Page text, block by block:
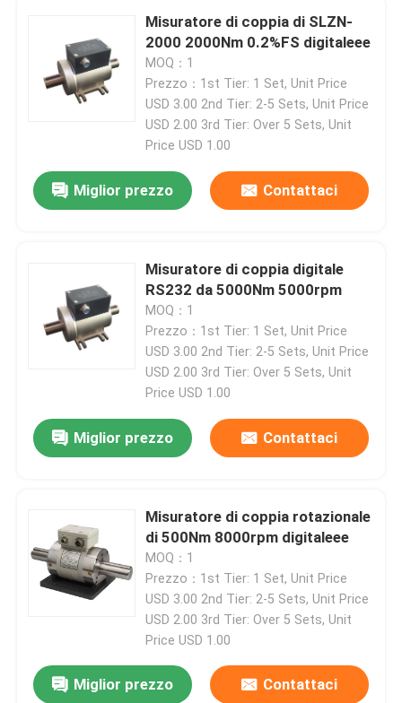
Lasciate un messaggio
Ti richiameremo presto!
Misuratore di coppia di SLZN-
2000 2000Nm 0.2%FS digitaleee
MOQ：1
Prezzo：1st Tier: 1 Set, Unit Price
USD 3.00 2nd Tier: 2-5 Sets, Unit Price
USD 2.00 3rd Tier: Over 5 Sets, Unit
Price USD 1.00
Miglior prezzo Contattaci
Misuratore di coppia digitale
RS232 da 5000Nm 5000rpm
MOQ：1
Prezzo：1st Tier: 1 Set, Unit Price
USD 3.00 2nd Tier: 2-5 Sets, Unit Price
USD 2.00 3rd Tier: Over 5 Sets, Unit
Price USD 1.00
Miglior prezzo Contattaci
Misuratore di coppia rotazionale
di 500Nm 8000rpm digitaleee
MOQ：1
Prezzo：1st Tier: 1 Set, Unit Price
USD 3.00 2nd Tier: 2-5 Sets, Unit Price
USD 2.00 3rd Tier: Over 5 Sets, Unit
Price USD 1.00
Miglior prezzo Contattaci